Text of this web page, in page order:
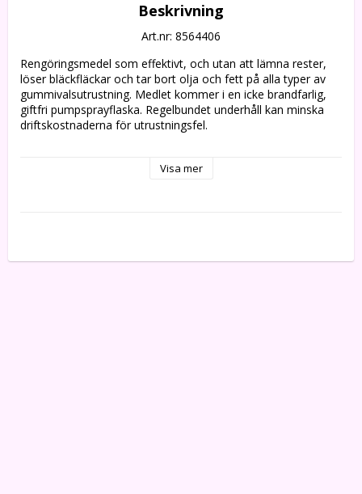
Beskrivning
Art.nr: 8564406
Rengöringsmedel som effektivt, och utan att lämna rester,
löser bläckfläckar och tar bort olja och fett på alla typer av
gummivalsutrustning. Medlet kommer i en icke brandfarlig,
giftfri pumpsprayflaska. Regelbundet underhåll kan minska
driftskostnaderna för utrustningsfel.
inte av Office Depots retur-/ångerrätt vid köp i
Visa mer